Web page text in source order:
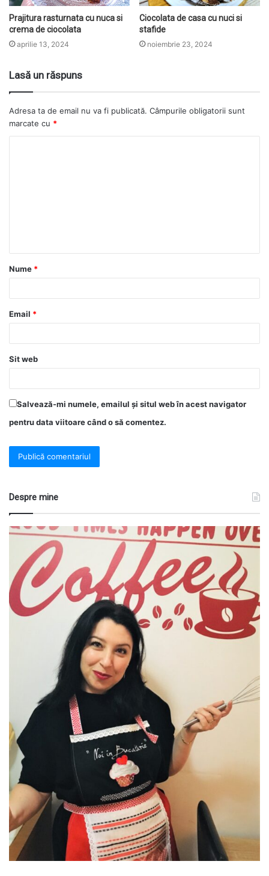
Prajitura rasturnata cu nuca si
crema de ciocolata
aprilie 13, 2024
Ciocolata de casa cu nuci si
stafide
noiembrie 23, 2024
Lasă un răspuns
Adresa ta de email nu va fi publicată. Câmpurile obligatorii sunt
marcate cu *
Nume *
Email *
Sit web
Salvează-mi numele, emailul și situl web în acest navigator
pentru data viitoare când o să comentez.
Despre mine